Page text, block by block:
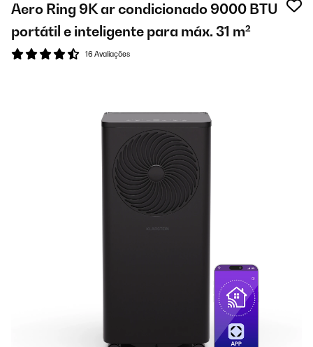
Aero Ring 9K ar condicionado 9000 BTU
portátil e inteligente para máx. 31 m²
16 Avaliações